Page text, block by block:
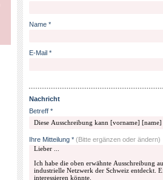
Name *
E-Mail *
Nachricht
Betreff *
Ihre Mitteilung * (Bitte ergänzen oder ändern)